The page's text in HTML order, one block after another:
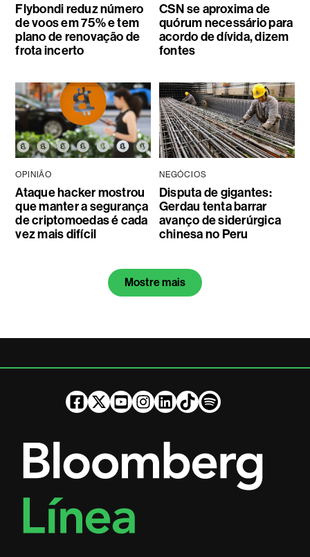
Flybondi reduz número
de voos em 75% e tem
plano de renovação de
frota incerto
CSN se aproxima de
quórum necessário para
acordo de dívida, dizem
fontes
OPINIÃO
Ataque hacker mostrou
que manter a segurança
de criptomoedas é cada
vez mais difícil
NEGÓCIOS
Disputa de gigantes:
Gerdau tenta barrar
avanço de siderúrgica
chinesa no Peru
Mostre mais